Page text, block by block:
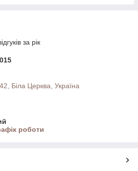
за рік
Біла Церква, Україна
роботи